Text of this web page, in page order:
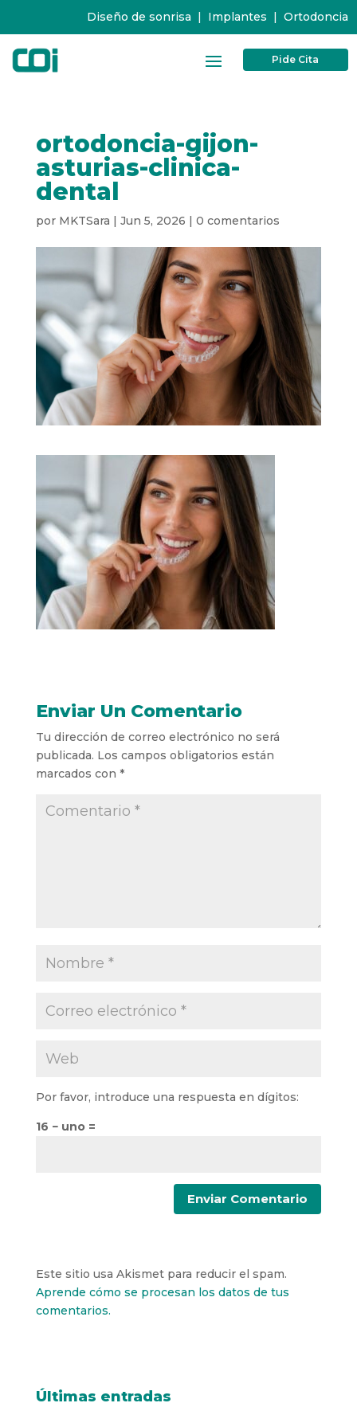
Diseño de sonrisa | Implantes | Ortodoncia
Pide Cita
ortodoncia-gijon-
asturias-clinica-
dental
por MKTSara | Jun 5, 2026 | 0 comentarios
Enviar Un Comentario
Tu dirección de correo electrónico no será
publicada. Los campos obligatorios están
marcados con *
Por favor, introduce una respuesta en dígitos:
16 − uno =
Este sitio usa Akismet para reducir el spam.
Aprende cómo se procesan los datos de tus
comentarios.
Últimas entradas